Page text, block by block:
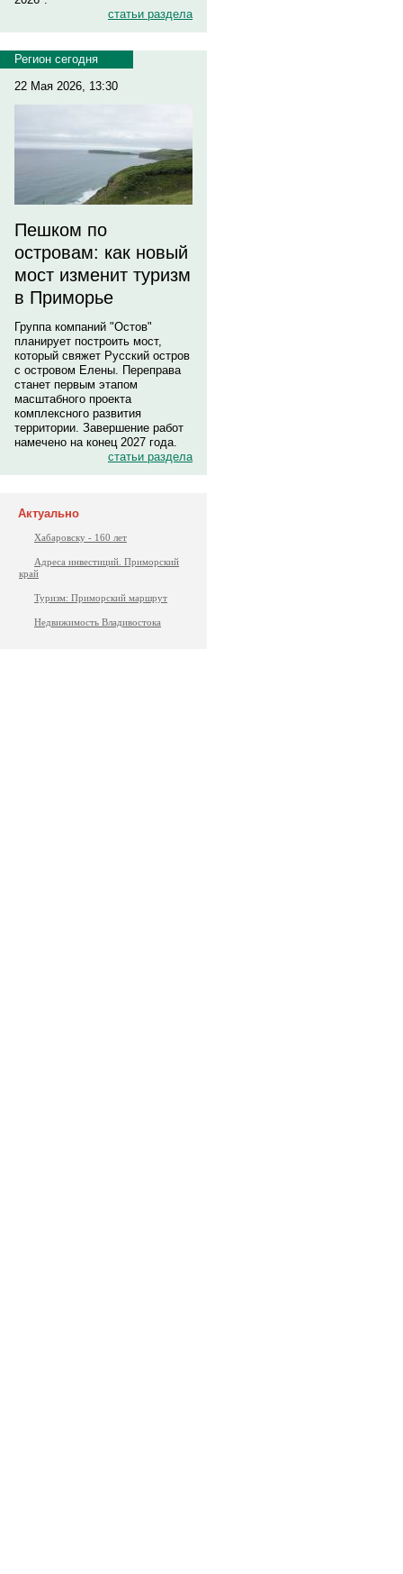
статьи раздела
Регион сегодня
22 Мая 2026, 13:30
Пешком по
островам: как новый
мост изменит туризм
в Приморье
Группа компаний "Остов"
планирует построить мост,
который свяжет Русский остров
с островом Елены. Переправа
станет первым этапом
масштабного проекта
комплексного развития
территории. Завершение работ
намечено на конец 2027 года.
статьи раздела
Актуально
Хабаровску - 160 лет
Адреса инвестиций. Приморский
край
Туризм: Приморский маршрут
Недвижимость Владивостока